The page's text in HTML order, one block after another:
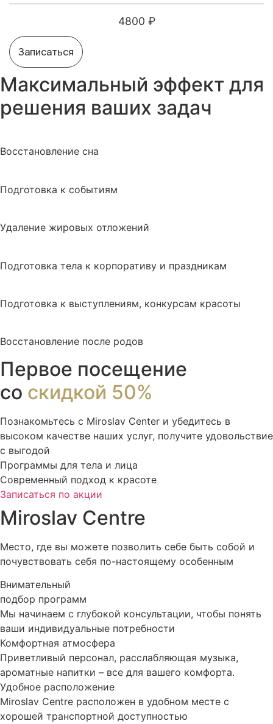
4800 ₽
Записаться
Максимальный эффект для
решения ваших задач
Восстановление сна
Подготовка к событиям
Удаление жировых отложений
Подготовка тела к корпоративу и праздникам
Подготовка к выступлениям, конкурсам красоты
Восстановление после родов
Первое посещение
со скидкой 50%
Познакомьтесь с Miroslav Сenter и убедитесь в
высоком качестве наших услуг, получите удовольствие
с выгодой
Программы для тела и лица
Современный подход к красоте
Записаться по акции
Miroslav Centre
Место, где вы можете позволить себе быть собой и
почувствовать себя по-настоящему особенным
Внимательный
подбор программ
Мы начинаем с глубокой консультации, чтобы понять
ваши индивидуальные потребности
Комфортная атмосфера
Приветливый персонал, расслабляющая музыка,
ароматные напитки – все для вашего комфорта.
Удобное расположение
Miroslav Centre расположен в удобном месте с
хорошей транспортной доступностью